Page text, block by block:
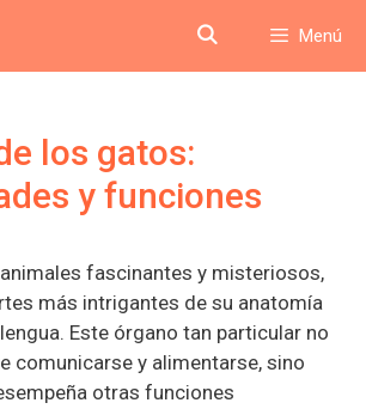
Menú
los gatos:
y funciones
fascinantes y misteriosos,
más intrigantes de su anatomía
Este órgano tan particular no
comunicarse y alimentarse, sino
otras funciones